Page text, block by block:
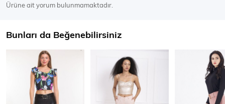
Ürüne ait yorum bulunmamaktadır.
Bunları da Beğenebilirsiniz